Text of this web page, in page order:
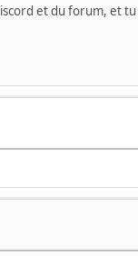
et du forum, et